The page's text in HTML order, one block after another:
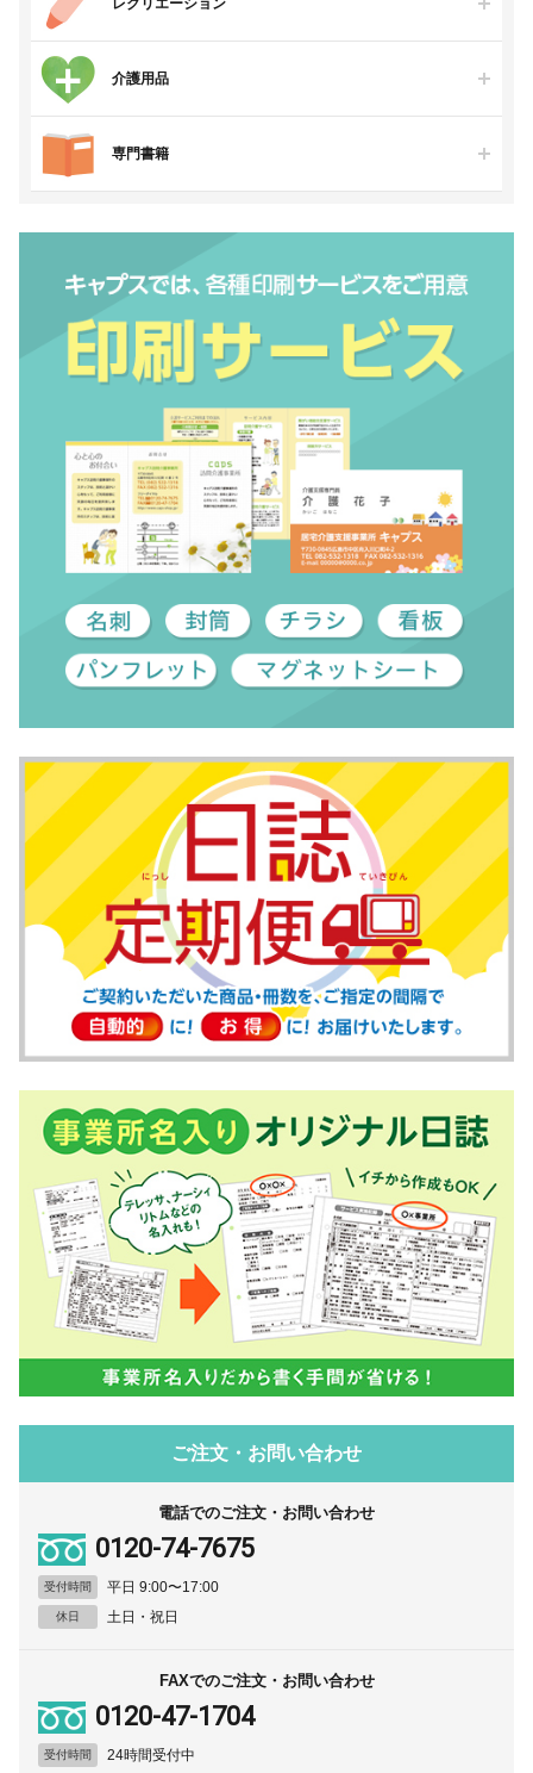
介護用品
専門書籍
ご注文・お問い合わせ
電話でのご注文・お問い合わせ
0120-74-7675
受付時間 平日 9:00〜17:00
休日 土日・祝日
FAXでのご注文・お問い合わせ
0120-47-1704
受付時間 24時間受付中